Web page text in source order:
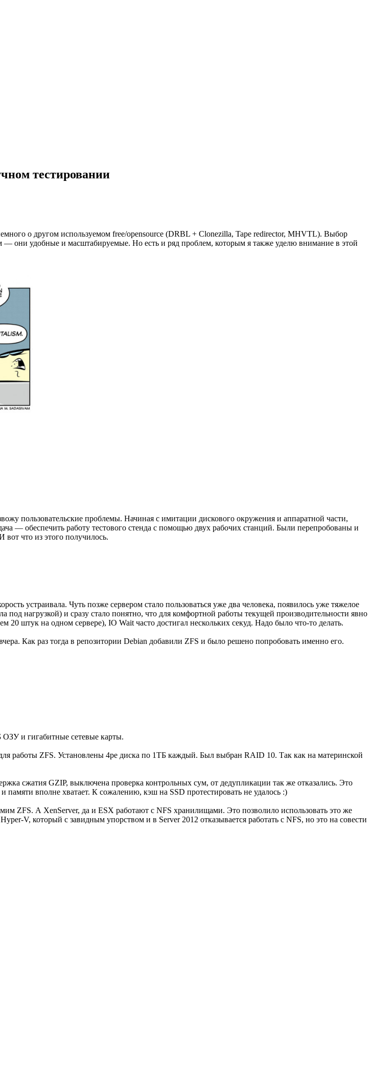
тестировании
о другом используемом free/opensource (DRBL + Clonezilla, Tape redirector, MHVTL). Выбор
— они удобные и масштабируемые. Но есть и ряд проблем, которым я также уделю внимание в этой
пользовательские проблемы. Начиная с имитации дискового окружения и аппаратной части,
— обеспечить работу тестового стенда с помощью двух рабочих станций. Были перепробованы и
что из этого получилось.
устраивала. Чуть позже сервером стало пользоваться уже два человека, появилось уже тяжелое
нагрузкой) и сразу стало понятно, что для комфортной работы текущей производительности явно
штук на одном сервере), IO Wait часто достигал нескольких секуд. Надо было что-то делать.
Как раз тогда в репозитории Debian добавили ZFS и было решено попробовать именно его.
и гигабитные сетевые карты.
работы ZFS. Установлены 4ре диска по 1ТБ каждый. Был выбран RAID 10. Так как на материнской
сжатия GZIP, выключена проверка контрольных сум, от дедупликации так же отказались. Это
вполне хватает. К сожалению, кэш на SSD протестировать не удалось :)
ZFS. А XenServer, да и ESX работают с NFS хранилищами. Это позволило использовать это же
V, который с завидным упорством и в Server 2012 отказывается работать с NFS, но это на совести